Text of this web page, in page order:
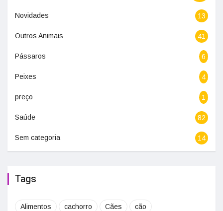
Novidades 13
Outros Animais 41
Pássaros 6
Peixes 4
preço 1
Saúde 82
Sem categoria 14
Tags
Alimentos cachorro Cães cão